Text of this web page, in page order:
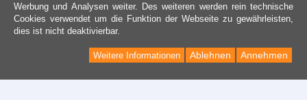
Werbung und Analysen weiter. Des weiteren werden rein technische
Cookies verwendet um die Funktion der Webseite zu gewährleisten,
dies ist nicht deaktivierbar.
Annehmen
Ablehnen
Weitere Informationen